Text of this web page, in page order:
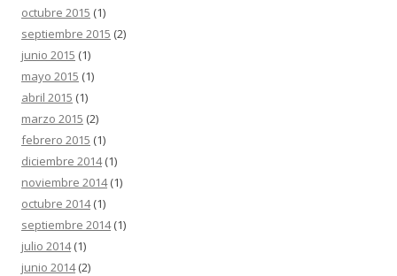
octubre 2015 (1)
septiembre 2015 (2)
junio 2015 (1)
mayo 2015 (1)
abril 2015 (1)
marzo 2015 (2)
febrero 2015 (1)
diciembre 2014(1)
noviembre 2014(1)
octubre 2014(1)
septiembre 2014(1)
julio 2014(1)
junio 2014(2)